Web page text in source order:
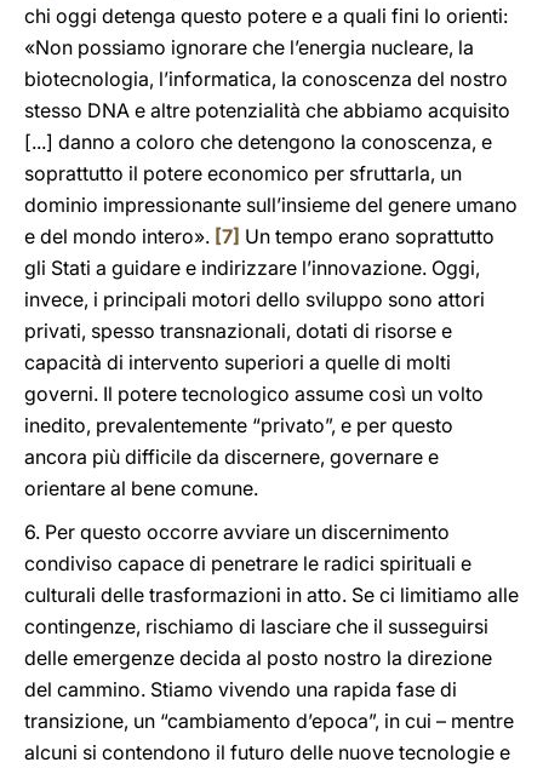
chi oggi detenga questo potere e a quali fini lo orienti:
«Non possiamo ignorare che l’energia nucleare, la
biotecnologia, l’informatica, la conoscenza del nostro
stesso DNA e altre potenzialità che abbiamo acquisito
[...] danno a coloro che detengono la conoscenza, e
soprattutto il potere economico per sfruttarla, un
dominio impressionante sull’insieme del genere umano
e del mondo intero». [7] Un tempo erano soprattutto
gli Stati a guidare e indirizzare l’innovazione. Oggi,
invece, i principali motori dello sviluppo sono attori
privati, spesso transnazionali, dotati di risorse e
capacità di intervento superiori a quelle di molti
governi. Il potere tecnologico assume così un volto
inedito, prevalentemente “privato”, e per questo
ancora più difficile da discernere, governare e
orientare al bene comune.
6. Per questo occorre avviare un discernimento
condiviso capace di penetrare le radici spirituali e
culturali delle trasformazioni in atto. Se ci limitiamo alle
contingenze, rischiamo di lasciare che il susseguirsi
delle emergenze decida al posto nostro la direzione
del cammino. Stiamo vivendo una rapida fase di
transizione, un “cambiamento d’epoca”, in cui – mentre
alcuni si contendono il futuro delle nuove tecnologie e